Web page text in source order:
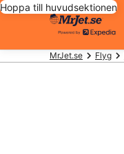
Hoppa till huvudsektionen
MrJet.se Flyg